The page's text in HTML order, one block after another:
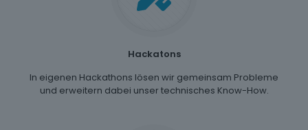
Hackatons
In eigenen Hackathons lösen wir gemeinsam Probleme
und erweitern dabei unser technisches Know-How.